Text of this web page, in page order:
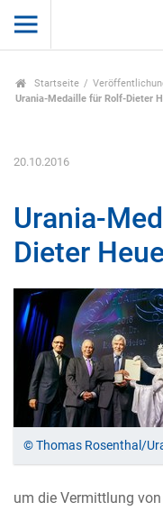
Startseite
Urania-Medaille für Rolf-Dieter
20.10.2016
Urania-
Dieter
© Thomas Rosenthal/
um die Vermittlung